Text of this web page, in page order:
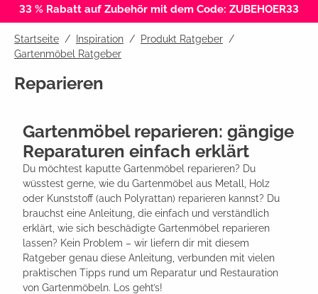
33 % Rabatt auf Zubehör mit dem Code: ZUBEHOER33
Startseite Inspiration / Produkt Ratgeber /
Gartenmöbel Ratgeber
Reparieren
Gartenmöbel reparieren: gängige
Reparaturen einfach erklärt
Du möchtest kaputte Gartenmöbel reparieren? Du
wüsstest gerne, wie du Gartenmöbel aus Metall, Holz
oder Kunststoff (auch Polyrattan) reparieren kannst? Du
brauchst eine Anleitung, die einfach und verständlich
erklärt, wie sich beschädigte Gartenmöbel reparieren
lassen? Kein Problem – wir liefern dir mit diesem
Ratgeber genau diese Anleitung, verbunden mit vielen
praktischen Tipps rund um Reparatur und Restauration
von Gartenmöbeln. Los geht’s!